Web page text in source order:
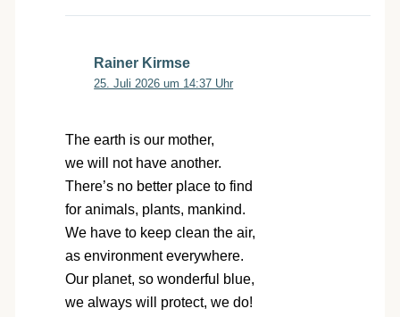
Rainer Kirmse
25. Juli 2026 um 14:37 Uhr
The earth is our mother,
we will not have another.
There’s no better place to find
for animals, plants, mankind.
We have to keep clean the air,
as environment everywhere.
Our planet, so wonderful blue,
we always will protect, we do!